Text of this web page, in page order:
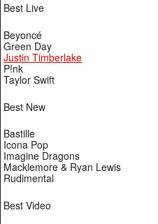
Best Live
Beyoncé
Green Day
Justin Timberlake
P!nk
Taylor Swift
Best New
Bastille
Icona Pop
Imagine Dragons
Macklemore & Ryan Lewis
Rudimental
Best Video